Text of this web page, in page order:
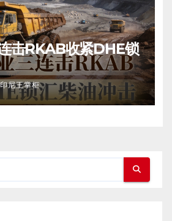
击RKAB收紧DHE锁
印尼王掌柜